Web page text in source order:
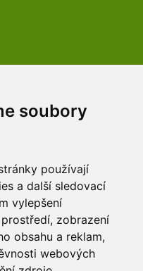
soubory
používají
a další sledovací
vylepšení
zobrazení
obsahu a reklam,
webových
Youtube kanál arboreta